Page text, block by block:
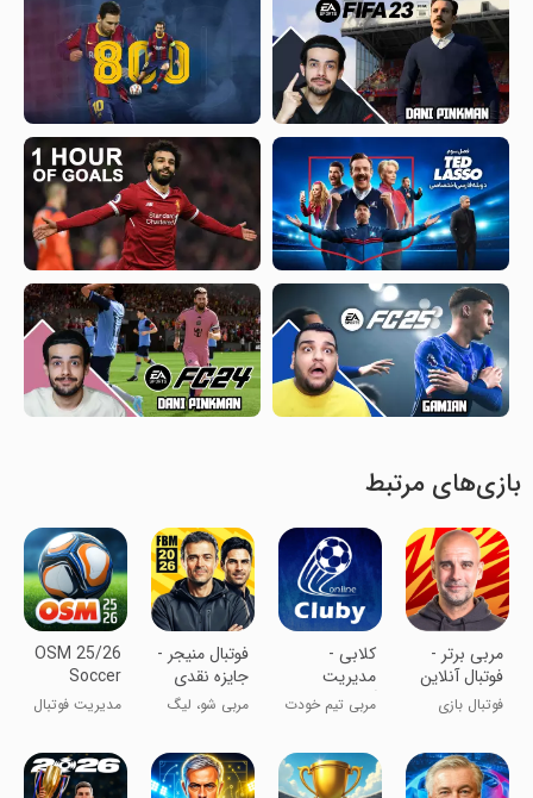
بازی‌های مرتبط
‏‏‏‏‏‏‏‏‏‏‏‏‏‏‏‏‏مربی برتر -
فوتبال آنلاین
فوتبال بازی
کلابی -
مدیریت
آنلاین تیم
فوتبال
مربی تیم خودت
‏فوتبال منیجر -
جایزه نقدی
ماهانه
مربی شو، لیگ
OSM 25/26
Soccer
Manager
Game
مدیریت فوتبال